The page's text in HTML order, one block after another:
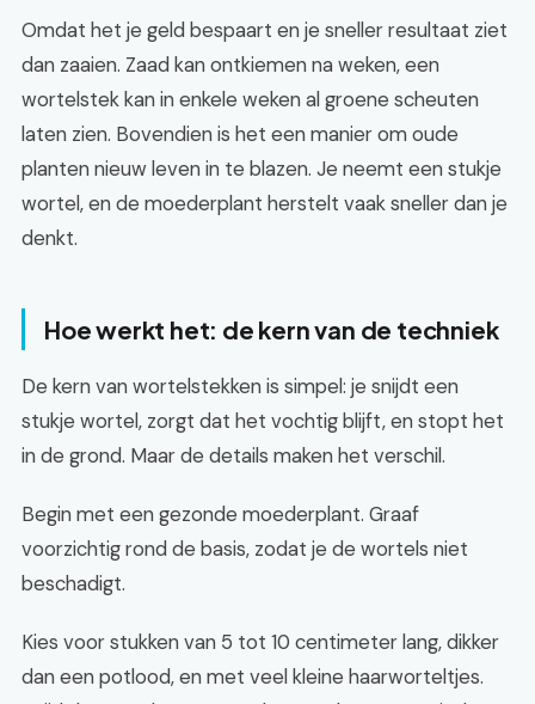
Omdat het je geld bespaart en je sneller resultaat ziet
dan zaaien. Zaad kan ontkiemen na weken, een
wortelstek kan in enkele weken al groene scheuten
laten zien. Bovendien is het een manier om oude
planten nieuw leven in te blazen. Je neemt een stukje
wortel, en de moederplant herstelt vaak sneller dan je
denkt.
Hoe werkt het: de kern van de techniek
De kern van wortelstekken is simpel: je snijdt een
stukje wortel, zorgt dat het vochtig blijft, en stopt het
in de grond. Maar de details maken het verschil.
Begin met een gezonde moederplant. Graaf
voorzichtig rond de basis, zodat je de wortels niet
beschadigt.
Kies voor stukken van 5 tot 10 centimeter lang, dikker
dan een potlood, en met veel kleine haarworteltjes.